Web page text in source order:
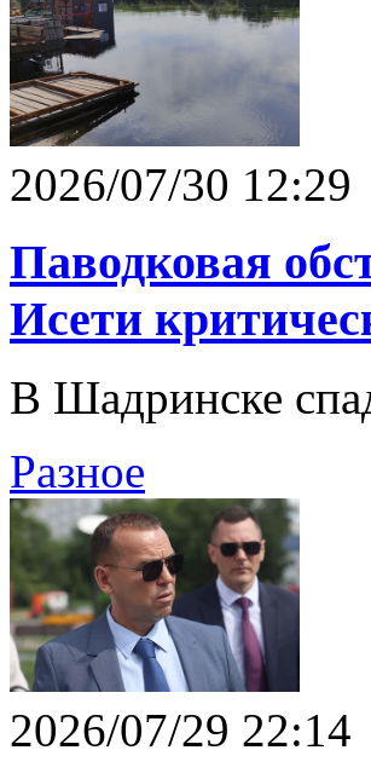
2026/07/30 12:29
Паводковая
Исети
В Шадринске
Разное
2026/07/29 22:14